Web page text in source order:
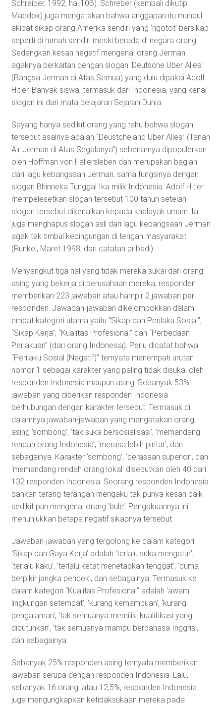
Schreiber, 1992, hal.10B). Schreber (kembali dikutip
Maddox) juga mengatakan bahwa anggapan itu muncul
akibat sikap orang Amerika sendiri yang ‘ngotot’ bersikap
seperti di rumah sendiri meski berada di negara orang.
Sedangkan kesan negatif mengenai orang Jerman
agaknya berkaitan dengan slogan ‘Deutsche Uber Alles’
(Bangsa Jerman di Atas Semua) yang dulu dipakai Adolf
Hitler. Banyak siswa, termasuk dari Indonesia, yang kenal
slogan ini dari mata pelajaran Sejarah Dunia.
Sayang hanya sedikit orang yang tahu bahwa slogan
tersebut asalnya adalah “Deustcheland Uber Alles” (Tanah
Air Jerman di Atas Segalanya”) sebenarnya dipopulerkan
oleh Hoffman von Fallersleben dan merupakan bagian
dari lagu kebangsaan Jerman, sama fungsinya dengan
slogan Bhinneka Tunggal Ika milik Indonesia. Adolf Hitler
mempelesetkan slogan tersebut 100 tahun setelah
slogan tersebut dikenalkan kepada khalayak umum. Ia
juga menghapus slogan asli dari lagu kebangsaan Jerman
agak tak timbul kebingungan di tengah masyarakat
(Runkel, Maret 1998, dari catatan pribadi).
Menyangkut tiga hal yang tidak mereka sukai dari orang
asing yang bekerja di perusahaan mereka, responden
memberikan 223 jawaban atau hampir 2 jawaban per
responden. Jawaban-jawaban dikelompokkan dalam
empat kategori utama yaitu “Sikap dan Perilaku Sosial”,
“Sikap Kerja”, “Kualitas Profesional” dan “Perbedaan
Perlakuan” (dari orang Indonesia). Perlu dicatat bahwa
“Perilaku Sosial (Negatif)” ternyata menempati urutan
nomor 1 sebagai karakter yang paling tidak disukai oleh
responden Indonesia maupun asing. Sebanyak 53%
jawaban yang diberikan responden Indonesia
berhubungan dengan karakter tersebut. Termasuk di
dalamnya jawaban-jawaban yang mengatakan orang
asing ‘sombong’, ‘tak suka bersosialisasi’, ‘memandang
rendah orang Indonesia’, ‘merasa lebih pintar’, dan
sebagainya. Karakter ‘sombong’, ‘perasaan superior’, dan
‘memandang rendah orang lokal’ disebutkan oleh 40 dari
132 responden Indonesia. Seorang responden Indonesia
bahkan terang-terangan mengaku tak punya kesan baik
sedikit pun mengenai orang ‘bule’. Pengakuannya ini
menunjukkan betapa negatif sikapnya tersebut.
Jawaban-jawaban yang tergolong ke dalam kategori
‘Sikap dan Gaya Kerja’ adalah ‘terlalu suka mengatur’,
‘terlalu kaku’, ‘terlalu ketat menetapkan tenggat’, ‘cuma
berpikir jangka pendek’, dan sebagainya. Termasuk ke
dalam kategori “Kualitas Profesional” adalah ‘awam
lingkungan setempat’, ‘kurang kemampuan’, ‘kurang
pengalaman’, ‘tak semuanya memiliki kualifikasi yang
dibutuhkan’, ‘tak semuanya mampu berbahasa Inggris’,
dan sebagainya.
Sebanyak 25% responden asing ternyata memberikan
jawaban serupa dengan responden Indonesia. Lalu,
sebanyak 16 orang, atau 12,5%, responden Indonesia
juga mengungkapkan ketidaksukaan mereka pada